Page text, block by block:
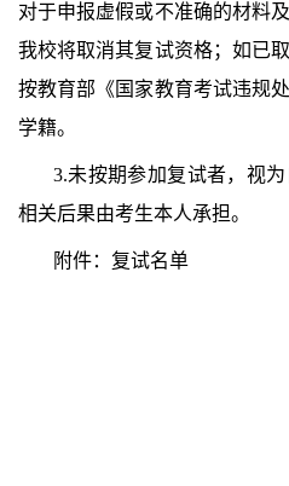
对于申报虚假或不准确的材料
我校将取消其复试资格；如已
按教育部《国家教育考试违规
学籍。
3.未按期参加复试者，视
相关后果由考生本人承担。
附件：复试名单